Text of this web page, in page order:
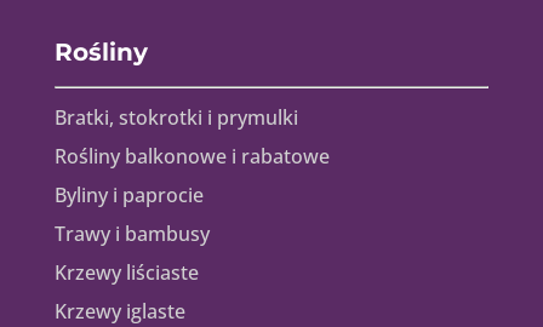
Rośliny
Bratki, stokrotki i prymulki
Rośliny balkonowe i rabatowe
Byliny i paprocie
Trawy i bambusy
Krzewy liściaste
Krzewy iglaste